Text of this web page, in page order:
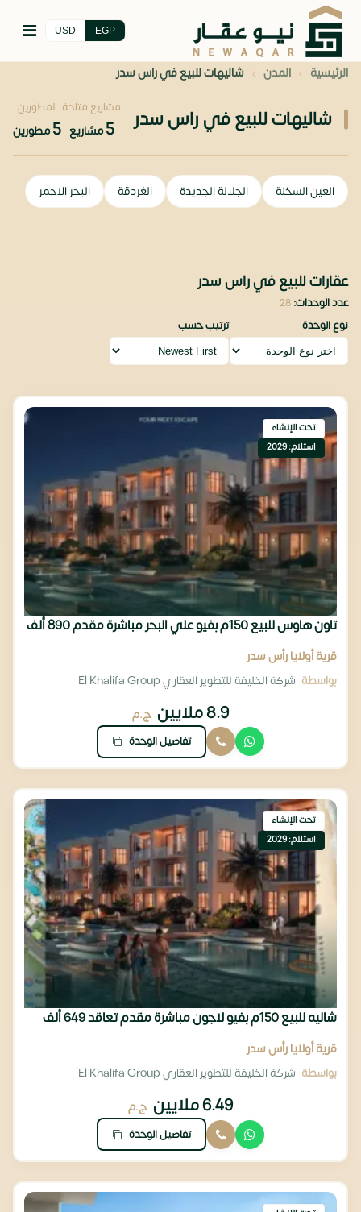
EGP
USD
الرئيسية › المدن › شاليهات للبيع في راس سدر
شاليهات للبيع في راس سدر مشاريع متاحة
5مشاريع
المطورين
5مطورين
العين السخنة الجلالة الجديدة الغردقة البحر الاحمر
عقارات للبيع في راس سدر
عدد الوحدات:28
نوع الوحدة
ترتيب حسب
تحت الإنشاء
استلام: 2029
تاون هاوس للبيع 150م بفيو علي البحر مباشرة مقدم 890 ألف
قرية أولايا رأس سدر
بواسطة شركة الخليفة للتطوير العقاري El Khalifa Group
8.9 ملايين ج.م
تفاصيل الوحدة
تحت الإنشاء
استلام: 2029
شاليه للبيع 150م بفيو لاجون مباشرة مقدم تعاقد 649 ألف
قرية أولايا رأس سدر
بواسطة شركة الخليفة للتطوير العقاري El Khalifa Group
6.49 ملايين ج.م
تفاصيل الوحدة